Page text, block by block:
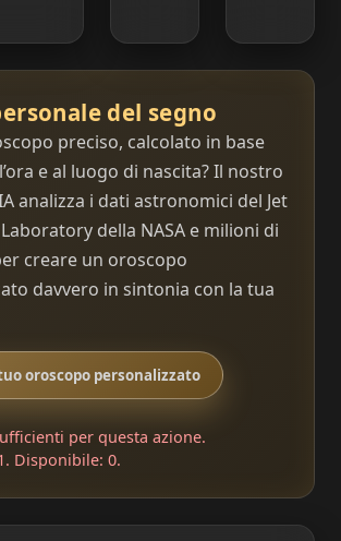
del segno
preciso, calcolato in base
e al luogo di nascita? Il nostro
analizza i dati astronomici del Jet
della NASA e milioni di
creare un oroscopo
davvero in sintonia con la tua
oroscopo personalizzato
per questa azione.
Disponibile: 0.